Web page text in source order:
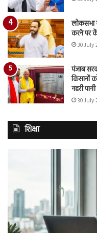
लोकसभा
करने पर
30 July
पंजाब
किसानों
नहरी पानी
30 July
शिक्षा